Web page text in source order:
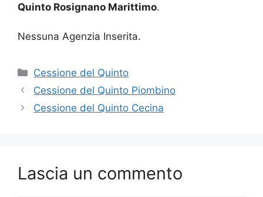
Quinto Rosignano Marittimo.
Nessuna Agenzia Inserita.
Categorie
Cessione del Quinto
Cessione del Quinto Piombino
Cessione del Quinto Cecina
Lascia un commento